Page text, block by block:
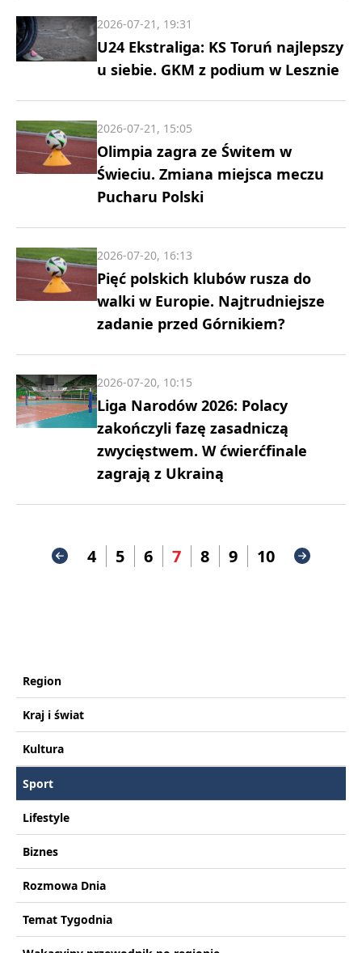
U24 Ekstraliga: KS Toruń najlepszy
u siebie. GKM z podium w Lesznie
2026-07-21, 19:31
Olimpia zagra ze Świtem w
Świeciu. Zmiana miejsca meczu
Pucharu Polski
2026-07-21, 15:05
Pięć polskich klubów rusza do
walki w Europie. Najtrudniejsze
zadanie przed Górnikiem?
2026-07-20, 16:13
Liga Narodów 2026: Polacy
zakończyli fazę zasadniczą
zwycięstwem. W ćwierćfinale
zagrają z Ukrainą
2026-07-20, 10:15
4 5 6 7 8 9 10
Region
Kraj i świat
Kultura
Sport
Lifestyle
Biznes
Rozmowa Dnia
Temat Tygodnia